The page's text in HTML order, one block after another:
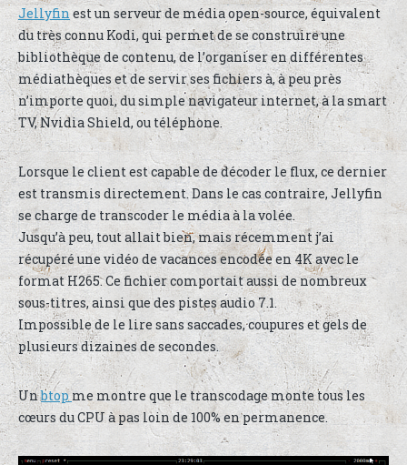
Jellyfin est un serveur de média open-source, équivalent
du très connu Kodi, qui permet de se construire une
bibliothèque de contenu, de l’organiser en différentes
médiathèques et de servir ses fichiers à, à peu près
n’importe quoi, du simple navigateur internet, à la smart
TV, Nvidia Shield, ou téléphone.
Lorsque le client est capable de décoder le flux, ce dernier
est transmis directement. Dans le cas contraire, Jellyfin
se charge de transcoder le média à la volée.
Jusqu’à peu, tout allait bien, mais récemment j’ai
récupéré une vidéo de vacances encodée en 4K avec le
format H265. Ce fichier comportait aussi de nombreux
sous-titres, ainsi que des pistes audio 7.1.
Impossible de le lire sans saccades, coupures et gels de
plusieurs dizaines de secondes.
Unbtopme montre que le transcodage monte tous les
cœurs du CPU à pas loin de 100% en permanence.